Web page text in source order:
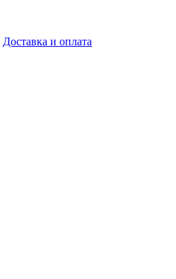
Доставка и оплата